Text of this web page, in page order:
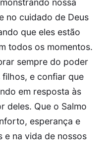
no cuidado de Deus
que eles estão
todos os momentos.
sempre do poder
e confiar que
em resposta às
deles. Que o Salmo
esperança e
e na vida de nossos